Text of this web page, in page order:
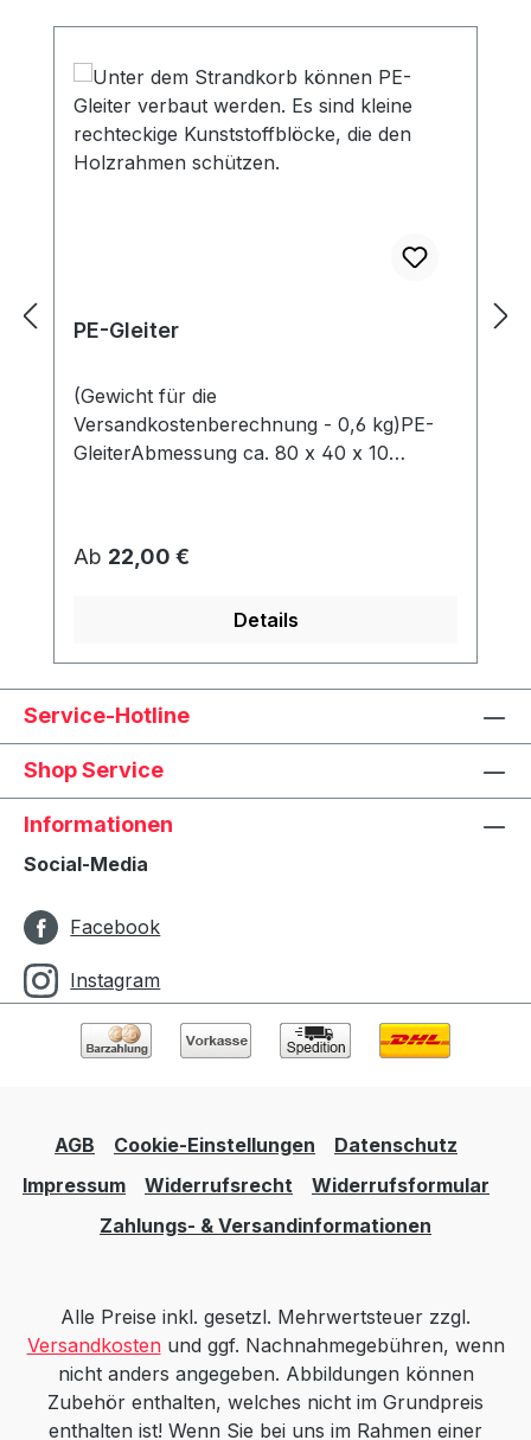
PE-Gleiter
(Gewicht für die
Versandkostenberechnung - 0,6 kg)PE-
GleiterAbmessung ca. 80 x 40 x 10
Regulärer Preis:
Ab 22,00 €
Details
Service-Hotline
Shop Service
Informationen
Social-Media
Facebook
Instagram
AGB Cookie-Einstellungen
Datenschutz
Impressum
Widerrufsrecht
Widerrufsformular
Zahlungs- & Versandinformationen
Alle Preise inkl. gesetzl. Mehrwertsteuer zzgl.
Versandkostenund ggf. Nachnahmegebühren, wenn
nicht anders angegeben. Abbildungen können
Zubehör enthalten, welches nicht im Grundpreis
enthalten ist! Wenn Sie bei uns im Rahmen einer